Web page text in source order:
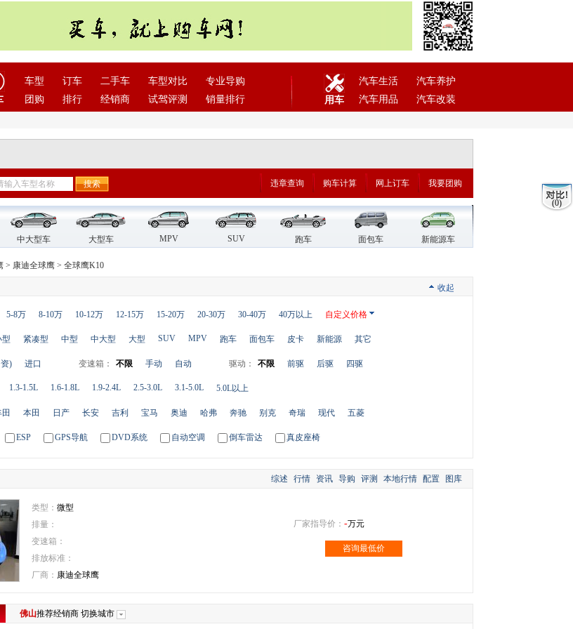
车型 订车 二手车 车型对比
专业导购
团购
排行 经销商 试驾评测 销量排行 用车
汽车生活
汽车养护
汽车用品
汽车改装
违章查询 购车计算 网上订车 我要团购
中大型车 大型车 MPV SUV 跑车 面包车 新能源车
> 康迪全球鹰 > 全球鹰K10
收起
5-8万 8-10万 10-12万 12-15万 15-20万 20-30万 30-40万 40万以上 自定义价格
型 紧凑型 中型 中大型 大型 SUV MPV 跑车 面包车 皮卡 新能源 其它
) 进口 变速箱： 不限 手动 自动 驱动： 不限 前驱 后驱 四驱
1.3-1.5L 1.6-1.8L 1.9-2.4L 2.5-3.0L 3.1-5.0L 5.0L以上
本田 日产 长安 吉利 宝马 奥迪 哈弗 奔驰 别克 奇瑞 现代 五菱
ESP GPS导航 DVD系统 自动空调 倒车雷达 真皮座椅
综述 行情 资讯 导购 评测 本地行情 配置 图库
类型： 微型
排量：
变速箱：
排放标准：
厂商： 康迪全球鹰
厂家指导价： -万元
咨询最低价
佛山推荐经销商 切换城市
(0)